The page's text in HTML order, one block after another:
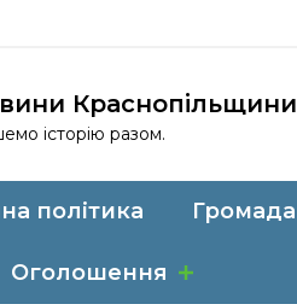
Краснопільщини
історію разом.
політика Громада
Оголошення